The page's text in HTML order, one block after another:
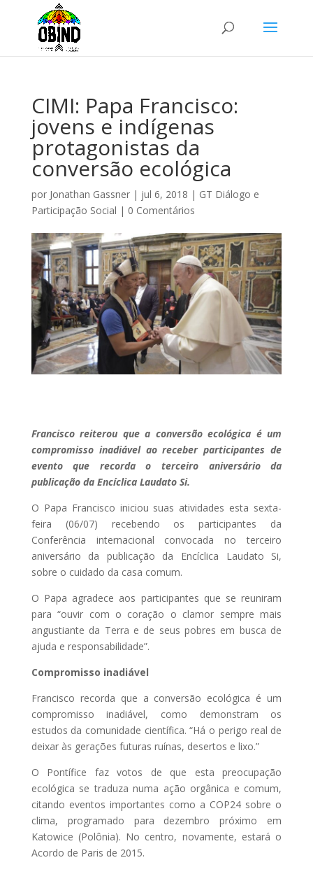
CIMI: Papa Francisco:
jovens e indígenas
protagonistas da
conversão ecológica
por Jonathan Gassner| jul 6, 2018 | GT Diálogo e
Participação Social | 0 Comentários
Francisco reiterou que a conversão ecológica é um
compromisso inadiável ao receber participantes de
evento que recorda o terceiro aniversário da
publicação da Encíclica Laudato Si.
O Papa Francisco iniciou suas atividades esta sexta-
feira (06/07) recebendo os participantes da
Conferência internacional convocada no terceiro
aniversário da publicação da Encíclica Laudato Si,
sobre o cuidado da casa comum.
O Papa agradece aos participantes que se reuniram
para “ouvir com o coração o clamor sempre mais
angustiante da Terra e de seus pobres em busca de
ajuda e responsabilidade”.
Compromisso inadiável
Francisco recorda que a conversão ecológica é um
compromisso inadiável, como demonstram os
estudos da comunidade científica. “Há o perigo real de
deixar às gerações futuras ruínas, desertos e lixo.”
O Pontífice faz votos de que esta preocupação
ecológica se traduza numa ação orgânica e comum,
citando eventos importantes como a COP24 sobre o
clima, programado para dezembro próximo em
Katowice (Polônia). No centro, novamente, estará o
Acordo de Paris de 2015.